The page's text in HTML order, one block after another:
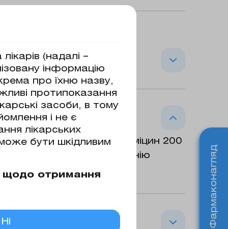
органів (бактеріальний
бронхіт, негослітальна
хвороби Лайма), бешиха,
генітальні інфекції,
на азитроміцин 200
камедь, кремнію
(надалі –
інформацію
про їхню назву,
протипоказання
засоби, в тому
і не є
лікарських
бути шкідливим
отримання
Ні Фармаконагляд